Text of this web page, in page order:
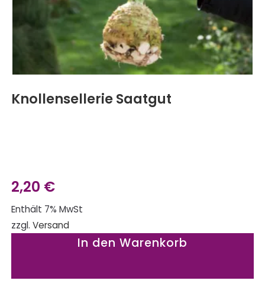
Knollensellerie Saatgut
2,20 €
Enthält 7% MwSt
zzgl. Versand
In den Warenkorb